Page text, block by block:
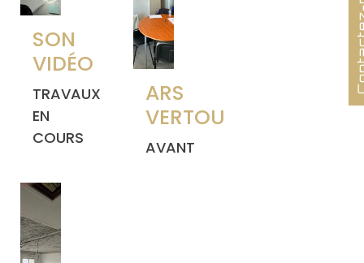
SON
VIDÉO
TRAVAUX
EN
COURS
ARS
VERTOU
AVANT